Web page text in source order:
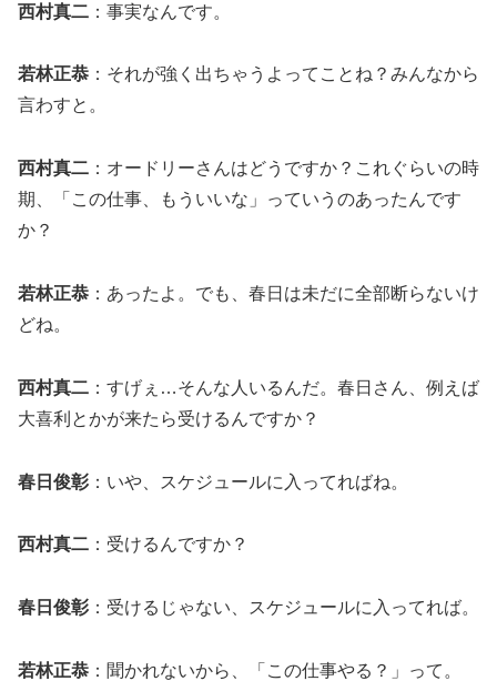
西村真二 ：事実なんです。
若林正恭 ：それが強く出ちゃうよってことね？みんなから
言わすと。
西村真二 ：オードリーさんはどうですか？これぐらいの時
期、「この仕事、もういいな」っていうのあったんです
か？
若林正恭 ：あったよ。でも、春日は未だに全部断らないけ
どね。
西村真二 ：すげぇ…そんな人いるんだ。春日さん、例えば
大喜利とかが来たら受けるんですか？
春日俊彰 ：いや、スケジュールに入ってればね。
西村真二 ：受けるんですか？
春日俊彰 ：受けるじゃない、スケジュールに入ってれば。
若林正恭 ：聞かれないから、「この仕事やる？」って。